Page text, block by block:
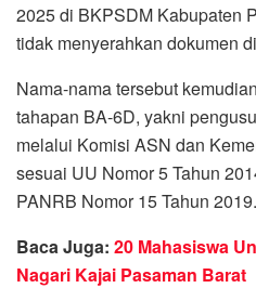
2025 di BKPSDM Kabupaten
tidak menyerahkan dokumen
Nama-nama tersebut
tahapan BA-6D, yakni
melalui Komisi ASN dan
sesuai UU Nomor 5 Tahun
PANRB Nomor 15 Tahun 2019.
Baca Juga: 20 Mahasiswa
Nagari Kajai Pasaman Barat